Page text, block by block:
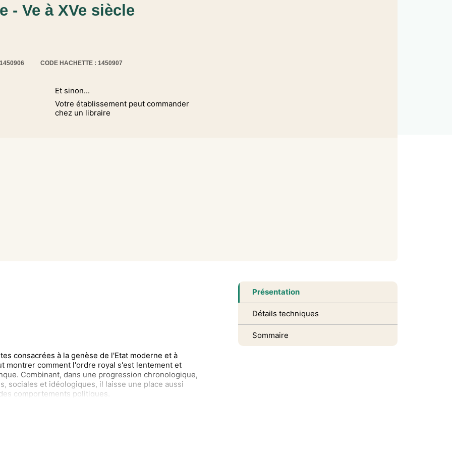
- Ve à XVe siècle
CODE HACHETTE : 1450907
Et sinon...
Votre établissement peut commander
chez un libraire
consacrées à la genèse de l'Etat moderne et à
montrer comment l'ordre royal s'est lentement et
Combinant, dans une progression chronologique,
sociales et idéologiques, il laisse une place aussi
comportements politiques.
Présentation
Détails techniques
Sommaire